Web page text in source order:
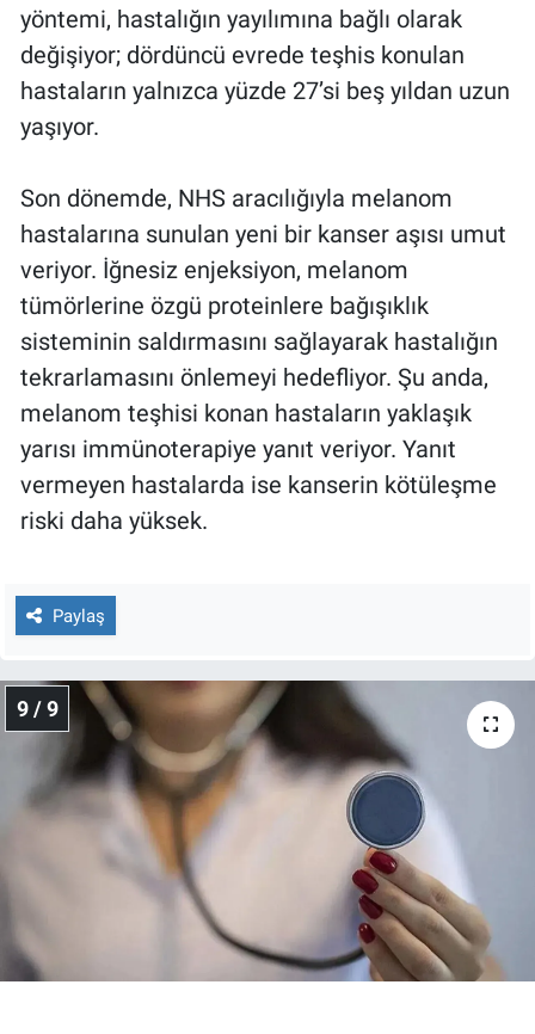
yöntemi, hastalığın yayılımına bağlı olarak
değişiyor; dördüncü evrede teşhis konulan
hastaların yalnızca yüzde 27’si beş yıldan uzun
yaşıyor.
Son dönemde, NHS aracılığıyla melanom
hastalarına sunulan yeni bir kanser aşısı umut
veriyor. İğnesiz enjeksiyon, melanom
tümörlerine özgü proteinlere bağışıklık
sisteminin saldırmasını sağlayarak hastalığın
tekrarlamasını önlemeyi hedefliyor. Şu anda,
melanom teşhisi konan hastaların yaklaşık
yarısı immünoterapiye yanıt veriyor. Yanıt
vermeyen hastalarda ise kanserin kötüleşme
riski daha yüksek.
Paylaş
9 / 9